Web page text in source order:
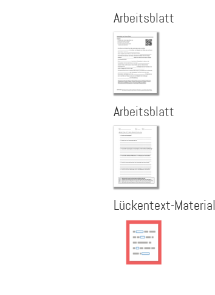
Arbeitsblatt
Arbeitsblatt
Lückentext-Material